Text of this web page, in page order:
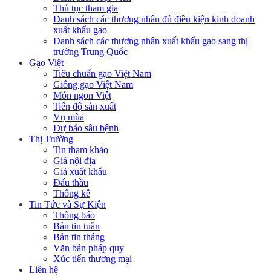
Thủ tục tham gia
Danh sách các thương nhân đủ điều kiện kinh doanh
xuất khẩu gạo
Danh sách các thương nhân xuất khẩu gạo sang thị
trường Trung Quốc
Gạo Việt
Tiêu chuẩn gạo Việt Nam
Giống gạo Việt Nam
Món ngon Việt
Tiến độ sản xuất
Vụ mùa
Dự báo sâu bệnh
Thị Trường
Tin tham khảo
Giá nội địa
Giá xuất khẩu
Đấu thầu
Thống kê
Tin Tức và Sự Kiện
Thông báo
Bản tin tuần
Bản tin tháng
Văn bản pháp quy
Xúc tiến thương mại
Liên hệ